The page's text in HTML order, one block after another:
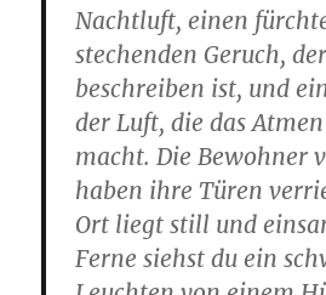
Nachtluft, einen
stechenden Geruch,
beschreiben ist, und
der Luft, die das
macht. Die Bewohner
haben ihre Türen
Ort liegt still und
Ferne siehst du ein